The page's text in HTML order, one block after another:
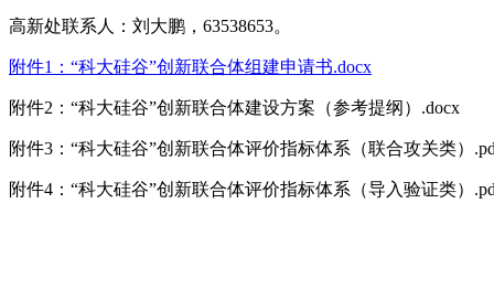
高新处联系人：刘大鹏，63538653。
附件1：“科大硅谷”创新联合体组建申请书.docx
附件2：“科大硅谷”创新联合体建设方案（参考提纲）.docx
附件3：“科大硅谷”创新联合体评价指标体系（联合攻关类）
附件4：“科大硅谷”创新联合体评价指标体系（导入验证类）